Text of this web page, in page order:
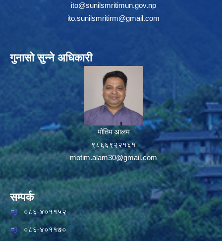
ito@sunilsmritimun.gov.np
ito.sunilsmritirm@gmail.com
गुनासो सुन्ने अधिकारी
मोतिम आलम
९८६६९२२१६१
motim.alam30@gmail.com
सम्पर्क
०८६-४०११५२
०८६-४०११७०